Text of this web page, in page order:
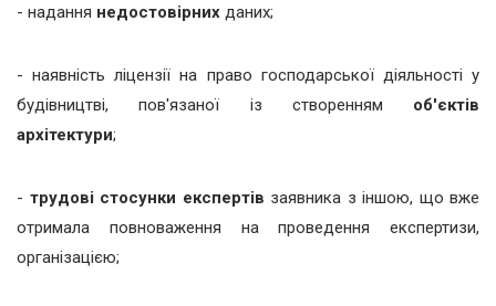
- надання недостовірних даних;
- наявність ліцензії на право господарської діяльності у
будівництві, пов'язаної із створенням об'єктів
архітектури;
- трудові стосунки експертів заявника з іншою, що вже
отримала повноваження на проведення експертизи,
організацією;